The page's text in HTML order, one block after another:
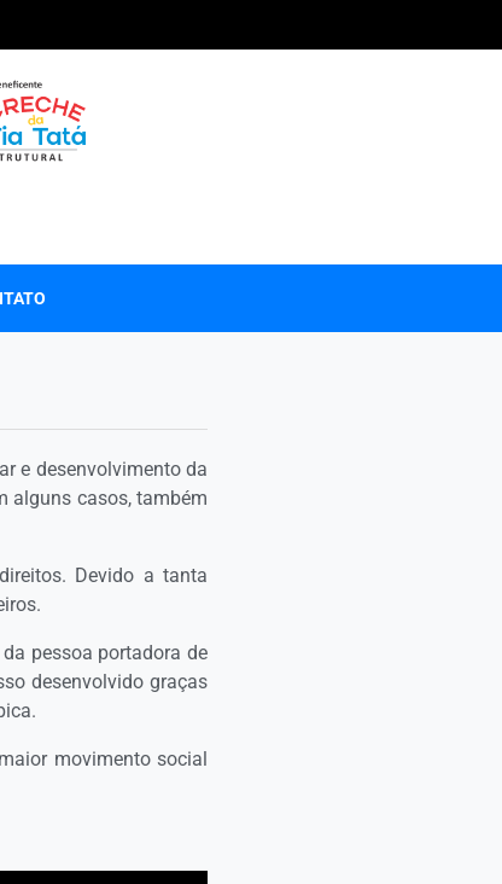
e desenvolvimento da
alguns casos, também
Devido a tanta
pessoa portadora de
desenvolvido graças
movimento social